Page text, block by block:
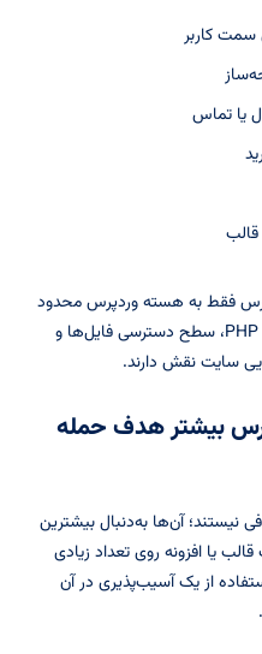
یا تماس
قالب
فقط به هسته وردپرس محدود
نیست. قالب، افزونه‌ها، هاست، نسخه PHP، سطح دسترسی فایل‌ها و
سایت نقش دارند.
بیشتر هدف حمله
آن‌ها به‌دنبال بیشترین
یا افزونه روی تعداد زیادی
از یک آسیب‌پذیری در آن